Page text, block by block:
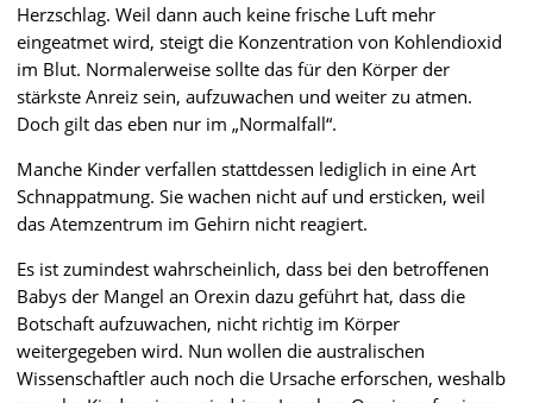
Herzschlag. Weil dann auch keine frische Luft mehr
eingeatmet wird, steigt die Konzentration von Kohlendioxid
im Blut. Normalerweise sollte das für den Körper der
stärkste Anreiz sein, aufzuwachen und weiter zu atmen.
Doch gilt das eben nur im „Normalfall“.
Manche Kinder verfallen stattdessen lediglich in eine Art
Schnappatmung. Sie wachen nicht auf und ersticken, weil
das Atemzentrum im Gehirn nicht reagiert.
Es ist zumindest wahrscheinlich, dass bei den betroffenen
Babys der Mangel an Orexin dazu geführt hat, dass die
Botschaft aufzuwachen, nicht richtig im Körper
weitergegeben wird. Nun wollen die australischen
Wissenschaftler auch noch die Ursache erforschen, weshalb